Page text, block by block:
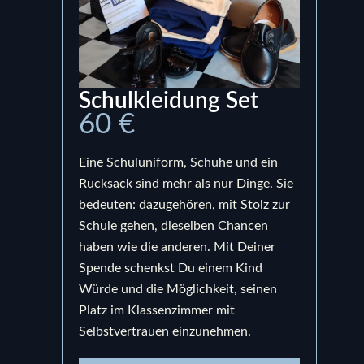
Schulkleidung Set
60 €
Eine Schuluniform, Schuhe und ein
Rucksack sind mehr als nur Dinge. Sie
bedeuten: dazugehören, mit Stolz zur
Schule gehen, dieselben Chancen
haben wie die anderen. Mit Deiner
Spende schenkst Du einem Kind
Würde und die Möglichkeit, seinen
Platz im Klassenzimmer mit
Selbstvertrauen einzunehmen.